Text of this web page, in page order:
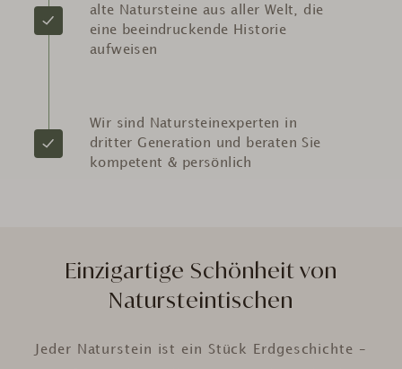
alte Natursteine aus aller Welt, die
eine beeindruckende Historie
aufweisen
Wir sind Natursteinexperten in
dritter Generation und beraten Sie
kompetent & persönlich
Einzigartige Schönheit von
Natursteintischen
Jeder Naturstein ist ein Stück Erdgeschichte –